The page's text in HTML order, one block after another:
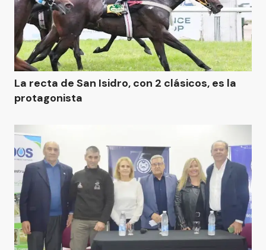
La recta de San Isidro, con 2 clásicos, es la
protagonista